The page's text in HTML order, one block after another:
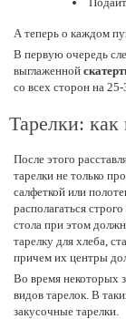
А теперь о каждом
В первую очередь
выглаженной
со всех сторон на
Тарелки: как
После этого
тарелки не только
салфеткой или
располагаться
стола при этом
тарелку для хлеба,
причем их центры
Во время некоторых
видов тарелок. В
закусочные тарелки.